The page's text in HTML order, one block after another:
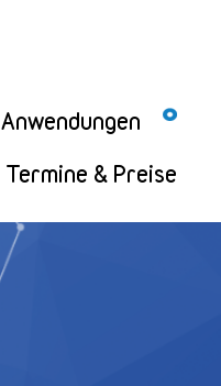
Anwendungen
Termine & Preise